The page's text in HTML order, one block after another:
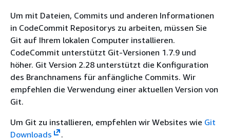
Um mit Dateien, Commits und anderen Informationen
in CodeCommit Repositorys zu arbeiten, müssen Sie
Git auf Ihrem lokalen Computer installieren.
CodeCommit unterstützt Git-Versionen 1.7.9 und
höher. Git Version 2.28 unterstützt die Konfiguration
des Branchnamens für anfängliche Commits. Wir
empfehlen die Verwendung einer aktuellen Version von
Git.
Um Git zu installieren, empfehlen wir Websites wie Git
Downloads
.